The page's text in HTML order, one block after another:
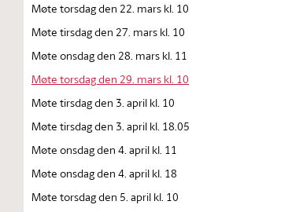
Møte torsdag den 22. mars kl. 10
Møte tirsdag den 27. mars kl. 10
Møte onsdag den 28. mars kl. 11
Møte torsdag den 29. mars kl. 10
Møte tirsdag den 3. april kl. 10
Møte tirsdag den 3. april kl. 18.05
Møte onsdag den 4. april kl. 11
Møte onsdag den 4. april kl. 18
Møte torsdag den 5. april kl. 10